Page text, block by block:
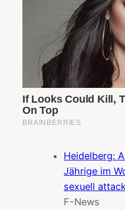
Heidelberg:
Jährige im
sexuell
F-News